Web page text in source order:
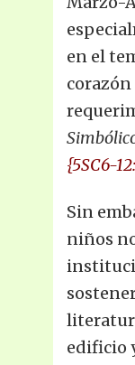
en el
{5SC6-
Sin
niños
edificio